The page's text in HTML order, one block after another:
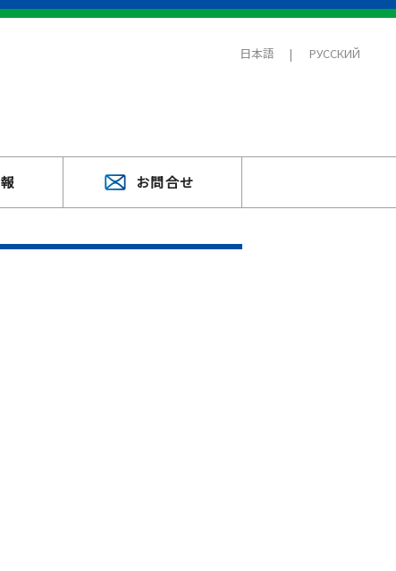
日本語 РУССКИЙ
お問合せ